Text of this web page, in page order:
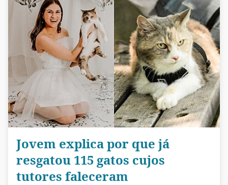
Jovem explica por que já
resgatou 115 gatos cujos
tutores faleceram